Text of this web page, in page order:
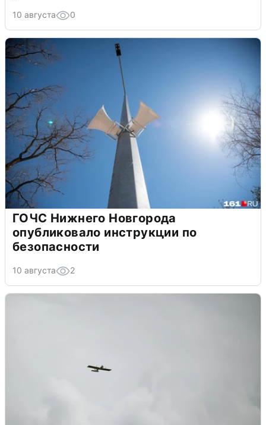
10 августа 0
ГОЧС Нижнего Новгорода
опубликовало инструкции по
безопасности
10 августа 2